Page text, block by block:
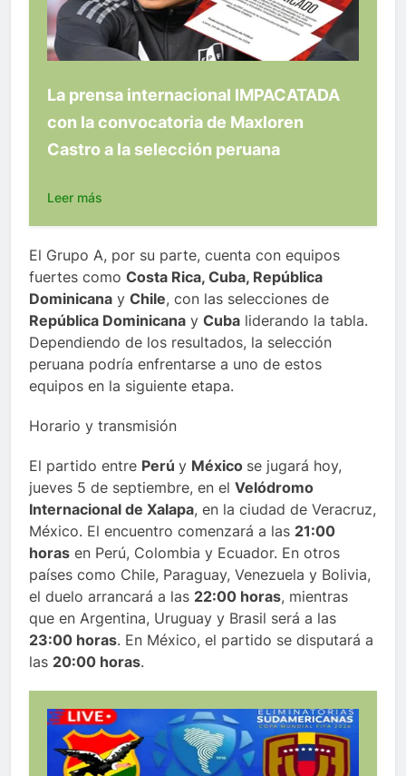
La prensa internacional IMPACATADA
con la convocatoria de Maxloren
Castro a la selección peruana
Leer más
El Grupo A, por su parte, cuenta con equipos
fuertes como Costa Rica, Cuba, República
Dominicana y Chile, con las selecciones de
República Dominicana y Cuba liderando la tabla.
Dependiendo de los resultados, la selección
peruana podría enfrentarse a uno de estos
equipos en la siguiente etapa.
Horario y transmisión
El partido entre Perú y México se jugará hoy,
jueves 5 de septiembre, en el Velódromo
Internacional de Xalapa, en la ciudad de Veracruz,
México. El encuentro comenzará a las 21:00
horas en Perú, Colombia y Ecuador. En otros
países como Chile, Paraguay, Venezuela y Bolivia,
el duelo arrancará a las 22:00 horas, mientras
que en Argentina, Uruguay y Brasil será a las
23:00 horas. En México, el partido se disputará a
las 20:00 horas.